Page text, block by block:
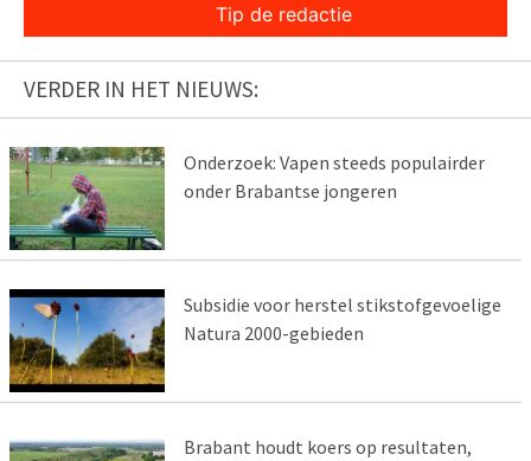
Tip de redactie
VERDER IN HET NIEUWS:
Onderzoek: Vapen steeds populairder
onder Brabantse jongeren
Subsidie voor herstel stikstofgevoelige
Natura 2000-gebieden
Brabant houdt koers op resultaten,